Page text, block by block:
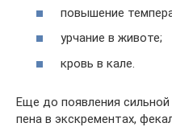
повышение
урчание в животе;
кровь в кале.
Еще до появления
пена в экскрементах,